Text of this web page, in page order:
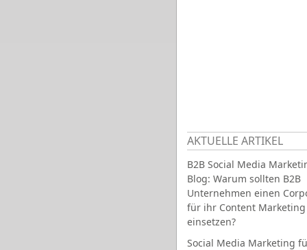
AKTUELLE ARTIKEL
B2B Social Media
Blog: Warum sollten B2B
Unternehmen einen
für ihr Content Marketing
einsetzen?
Social Media Marketing